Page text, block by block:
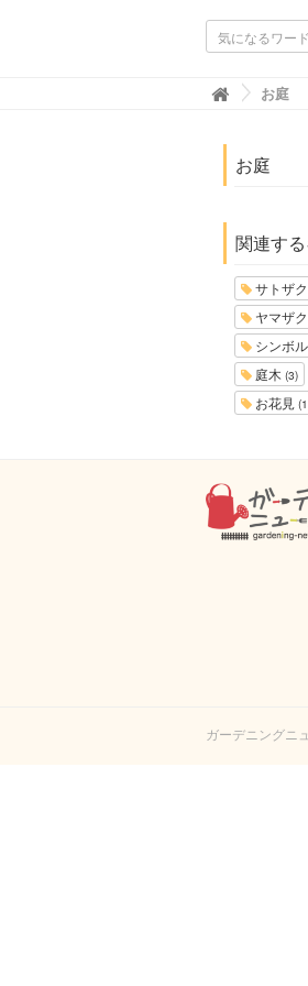
ガーデニン
お庭
お庭
関連す
サトザ
ヤマザ
シンボ
庭木 (3)
お花見
ガーデニングニ